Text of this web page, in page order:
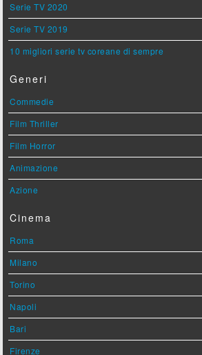
Serie TV 2020
Serie TV 2019
10 migliori serie tv coreane di sempre
Generi
Commedie
Film Thriller
Film Horror
Animazione
Azione
Cinema
Roma
Milano
Torino
Napoli
Bari
Firenze